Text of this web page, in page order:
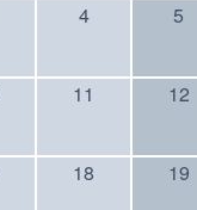
4 5
11 12
18 19